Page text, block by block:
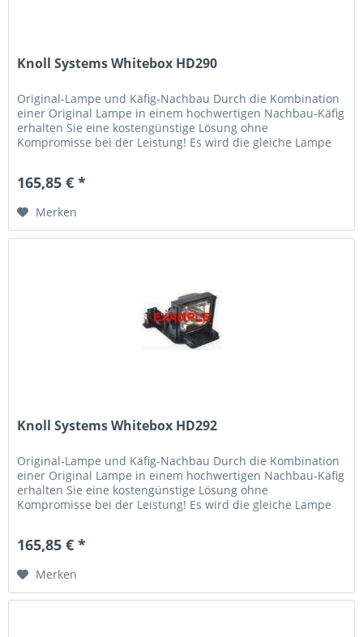
Knoll Systems Whitebox HD290
Original-Lampe und Käfig-Nachbau Durch die Kombination
einer Original Lampe in einem hochwertigen Nachbau-Käfig
erhalten Sie eine kostengünstige Lösung ohne
Kompromisse bei der Leistung! Es wird die gleiche Lampe
165,85 € *
Merken
Knoll Systems Whitebox HD292
Original-Lampe und Käfig-Nachbau Durch die Kombination
einer Original Lampe in einem hochwertigen Nachbau-Käfig
erhalten Sie eine kostengünstige Lösung ohne
Kompromisse bei der Leistung! Es wird die gleiche Lampe
165,85 € *
Merken